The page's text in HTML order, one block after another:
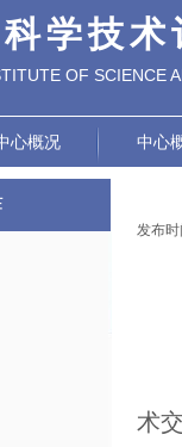
学技
OF SCIENCE
心概况 中心
发布时
术